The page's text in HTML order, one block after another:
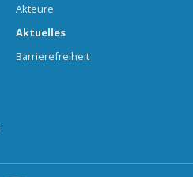
Akteure
Aktuelles
Barrierefreiheit